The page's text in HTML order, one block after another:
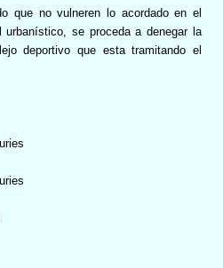
que no vulneren lo acordado en el
se proceda a denegar la
deportivo que esta tramitando el